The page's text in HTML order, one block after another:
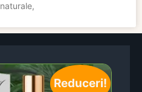
Reduceri!